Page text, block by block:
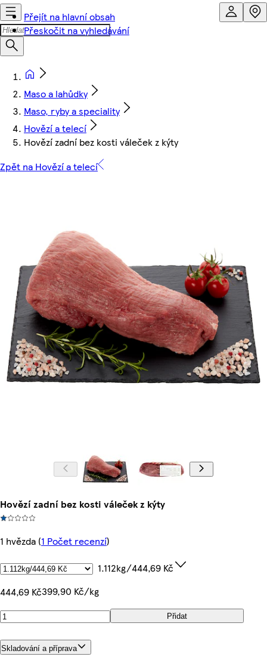
Přejít na hlavní obsah
Přeskočit na vyhledávání
Maso a lahůdky
Maso, ryby a speciality
Hovězí a telecí
Hovězí zadní bez kosti váleček z kýty
Zpět na Hovězí a telecí
Hovězí zadní bez kosti váleček z kýty
1 hvězda (1 Počet recenzí)
1.112kg/444,69 Kč
444,69 Kč399,90 Kč/kg
Přidat
Skladování a příprava